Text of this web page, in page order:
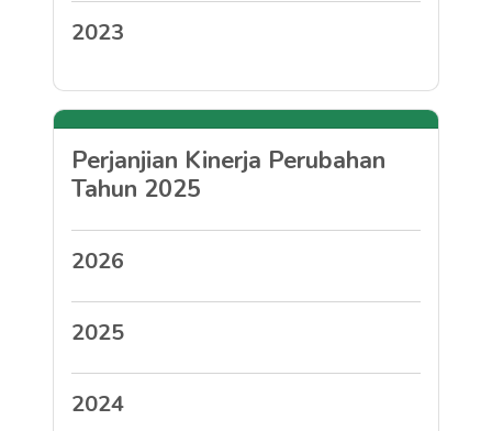
2023
Perjanjian Kinerja Perubahan
Tahun 2025
2026
2025
2024